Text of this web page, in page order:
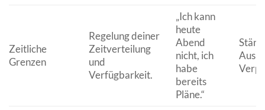
Zeitliche
Grenzen
Regelung deiner
Zeitverteilung
und
Verfügbarkeit.
„Ich kann
heute
Abend
nicht, ich
habe
bereits
Pläne.“